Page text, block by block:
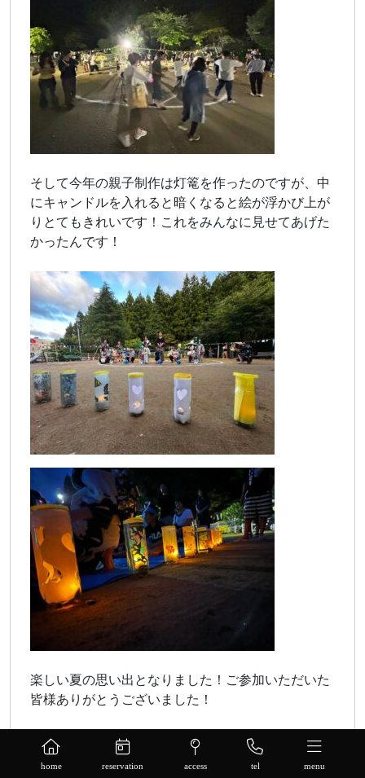
home reservation access tel menu
そして今年の親子制作は灯篭を作ったのですが、中
にキャンドルを入れると暗くなると絵が浮かび上が
りとてもきれいです！これをみんなに見せてあげた
かったんです！
楽しい夏の思い出となりました！ご参加いただいた
皆様ありがとうございました！